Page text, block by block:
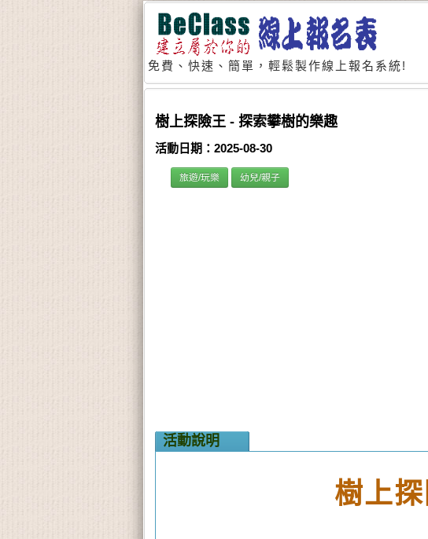
免費、快速、簡單，輕鬆製作線上報名系統!
樹上探險王 - 探索攀樹的樂趣
活動日期：2025-08-30
旅遊/玩樂 幼兒/親子
活動說明
樹上